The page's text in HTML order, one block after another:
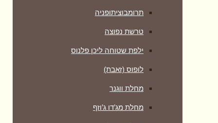
תרומבוציתופניה
טרשת נפוצה
ילפת שטוחה ליכן פלנוס
לופוס (זאבת)
מחלת ווגנר
מחלת מג’דו ג’וזף